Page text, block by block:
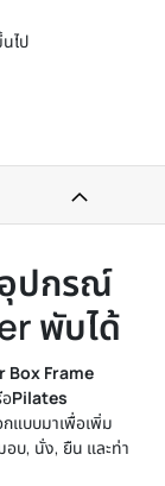
ไป
ปกรณ์
พับได้
Box Frame
Pilates
แบบมาเพื่อเพิ่ม
อบ, นั่ง, ยืน และท่า